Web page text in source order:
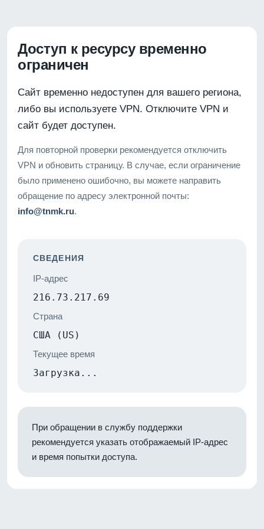
Доступ к ресурсу временно
ограничен
Сайт временно недоступен для вашего региона,
либо вы используете VPN. Отключите VPN и
сайт будет доступен.
Для повторной проверки рекомендуется отключить
VPN и обновить страницу. В случае, если ограничение
было применено ошибочно, вы можете направить
обращение по адресу электронной почты:
info@tnmk.ru.
СВЕДЕНИЯ
IP-адрес
216.73.217.69
Страна
США (US)
Текущее время
Загрузка...
При обращении в службу поддержки
рекомендуется указать отображаемый IP-адрес
и время попытки доступа.